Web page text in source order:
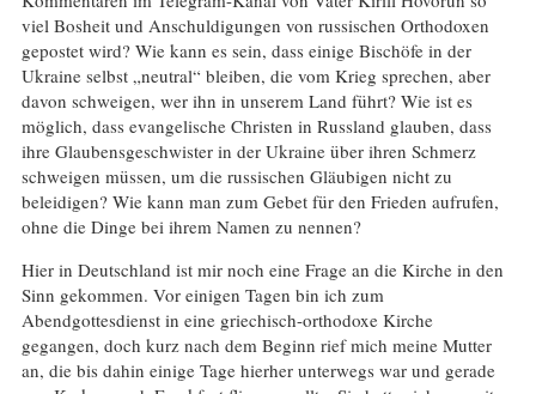
viel Bosheit und Anschuldigungen von russischen Orthodoxen
gepostet wird? Wie kann es sein, dass einige Bischöfe in der
Ukraine selbst „neutral“ bleiben, die vom Krieg sprechen, aber
davon schweigen, wer ihn in unserem Land führt? Wie ist es
möglich, dass evangelische Christen in Russland glauben, dass
ihre Glaubensgeschwister in der Ukraine über ihren Schmerz
schweigen müssen, um die russischen Gläubigen nicht zu
beleidigen? Wie kann man zum Gebet für den Frieden aufrufen,
ohne die Dinge bei ihrem Namen zu nennen?
Hier in Deutschland ist mir noch eine Frage an die Kirche in den
Sinn gekommen. Vor einigen Tagen bin ich zum
Abendgottesdienst in eine griechisch-orthodoxe Kirche
gegangen, doch kurz nach dem Beginn rief mich meine Mutter
an, die bis dahin einige Tage hierher unterwegs war und gerade